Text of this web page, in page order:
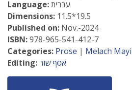
Language:עברית
Dimensions: 11.5*19.5
Published on: Nov.-2024
ISBN:978-965-541-412-7
Categories: Prose | Melach
Editing:אסף שור